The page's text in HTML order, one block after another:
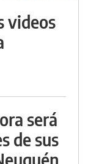
videos
será
de sus